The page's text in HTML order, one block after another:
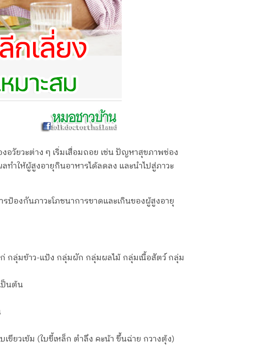
อวัยวะต่าง ๆ เริ่มเสื่อมถอย เช่น ปัญหาสุขภาพช่อง
ำให้ผู้สูงอายุกินอาหารได้ลดลง และนำไปสู่ภาวะ
ป้องกันภาวะโภชนาการขาดและเกินของผู้สูงอายุ
กลุ่มข้าว-แป้ง กลุ่มผัก กลุ่มผลไม้ กลุ่มเนื้อสัตว์ กลุ่ม
ป็นต้น
ยวเข้ม (ใบขี้เหล็ก ตำลึง คะน้า ขึ้นฉ่าย กวางตุ้ง)